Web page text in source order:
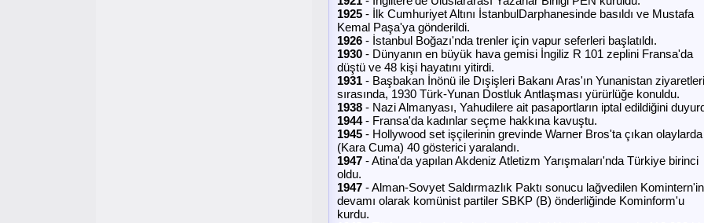
1925 - İlk Cumhuriyet Altını İstanbulDarphanesinde basıldı ve Mustafa
Kemal Paşa'ya gönderildi.
1926 - İstanbul Boğazı'nda trenler için vapur seferleri başlatıldı.
1930 - Dünyanın en büyük hava gemisi İngiliz R 101 zeplini Fransa'da
düştü ve 48 kişi hayatını yitirdi.
1931 - Başbakan İnönü ile Dışişleri Bakanı Aras'ın Yunanistan ziyaretleri
sırasında, 1930 Türk-Yunan Dostluk Antlaşması yürürlüğe konuldu.
1938 - Nazi Almanyası, Yahudilere ait pasaportların iptal edildiğini
1944- Fransa'da kadınlar seçme hakkına kavuştu.
1945 - Hollywood set işçilerinin grevinde Warner Bros'ta çıkan olaylarda
(Kara Cuma) 40 gösterici yaralandı.
1947 - Atina'da yapılan Akdeniz Atletizm Yarışmaları'nda Türkiye birinci
oldu.
1947 - Alman-Sovyet Saldırmazlık Paktı sonucu lağvedilen Komintern'in
devamı olarak komünist partiler SBKP (B) önderliğinde Kominform'u
kurdu.